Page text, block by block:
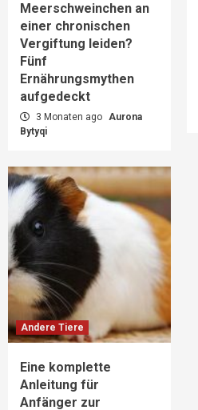
Meerschweinchen an
einer chronischen
Vergiftung leiden?
Fünf
Ernährungsmythen
aufgedeckt
3 Monaten ago Aurona
Bytyqi
Andere Tiere
Eine komplette
Anleitung für
Anfänger zur